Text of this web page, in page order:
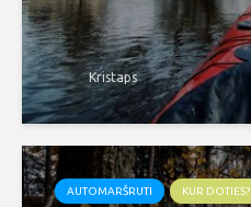
Kristaps
AUTOMARŠRUTI KUR DOTIES?